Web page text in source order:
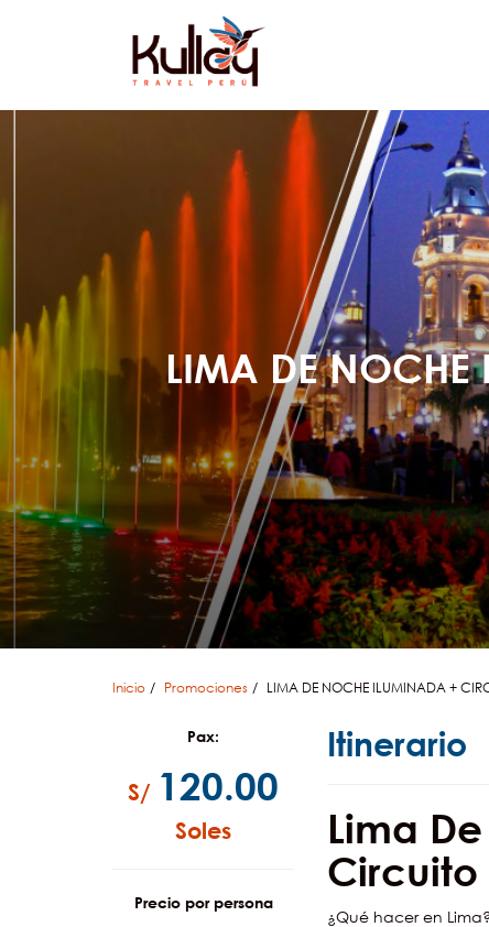
LIMA DE
Inicio Promociones LIMA DE NOCHE ILUMINADA +
Pax:
S/ 120.00
Soles
Precio por persona
Itinerario
Lima
¿Qué hacer en